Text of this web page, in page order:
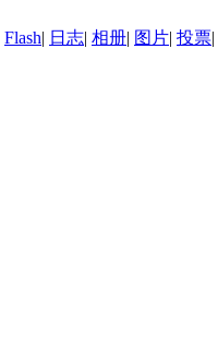
Flash| 日志| 相册| 图片| 投票|